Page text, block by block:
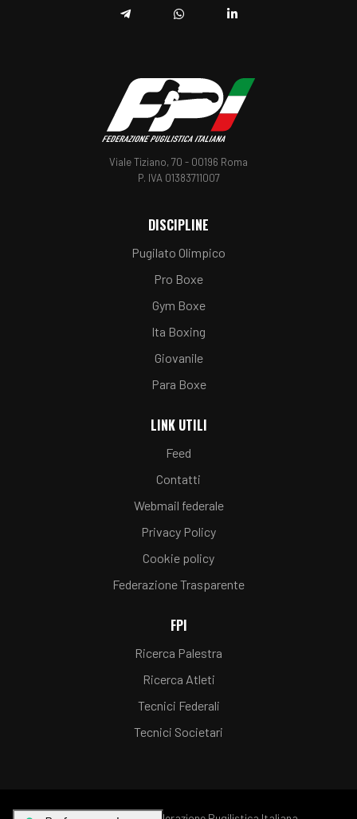
Viale Tiziano, 70 - 00196 Roma
P. IVA 01383711007
DISCIPLINE
Pugilato Olimpico
Pro Boxe
Gym Boxe
Ita Boxing
Giovanile
Para Boxe
LINK UTILI
Feed
Contatti
Webmail federale
Privacy Policy
Cookie policy
Federazione Trasparente
FPI
Ricerca Palestra
Ricerca Atleti
Tecnici Federali
Tecnici Societari